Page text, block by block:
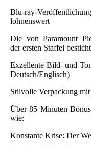
Blu-ray-
lohnenswert
Die von Paramount
der ersten Staffel
Exzellente Bild- und
Deutsch/Englisch)
Stilvolle Verpackung
Über 85 Minuten
wie:
Konstante Krise: Der